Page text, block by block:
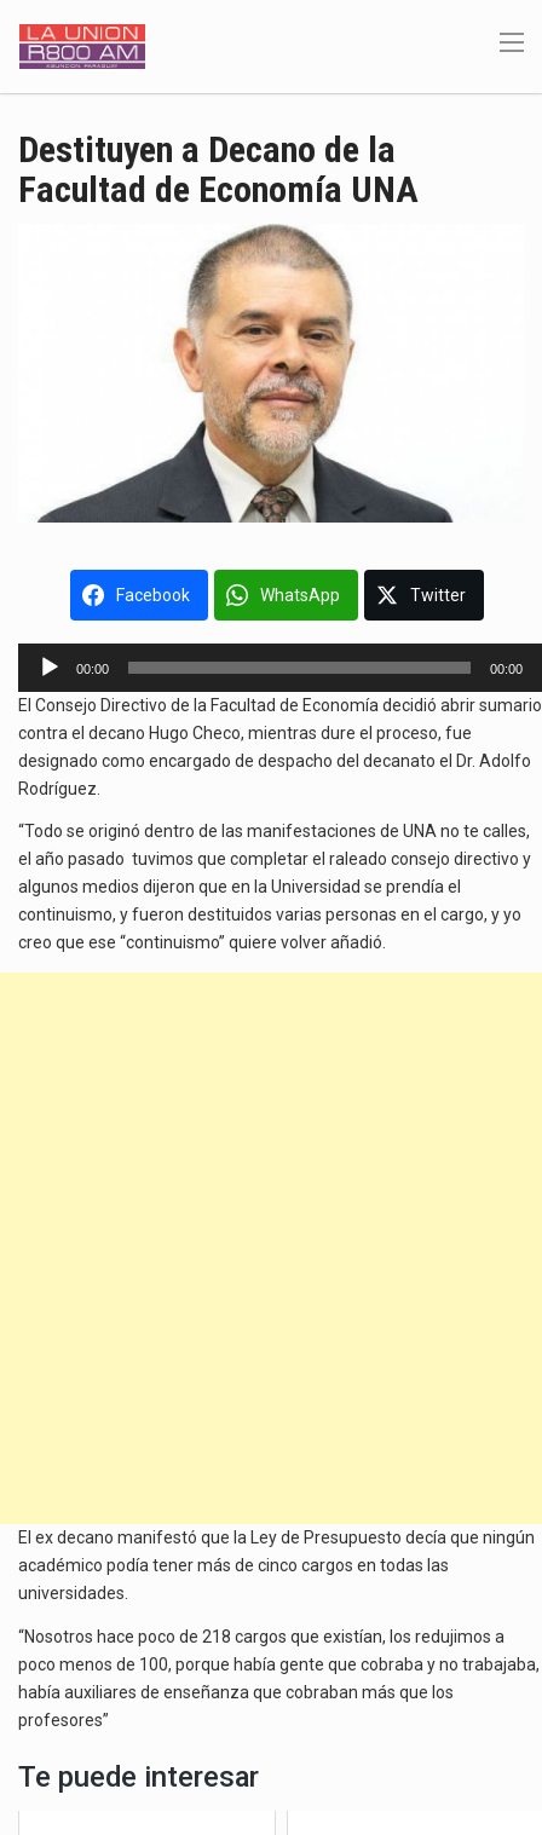
Destituyen a Decano de la
Facultad de Economía UNA
Facebook WhatsApp Twitter
Reproductor
audio
00:00 00:00
El Consejo Directivo de la Facultad de Economía decidió abrir sumario
contra el decano Hugo Checo, mientras dure el proceso, fue
designado como encargado de despacho del decanato el Dr. Adolfo
Rodríguez.
“Todo se originó dentro de las manifestaciones de UNA no te calles,
el año pasado tuvimos que completar el raleado consejo directivo y
algunos medios dijeron que en la Universidad se prendía el
continuismo, y fueron destituidos varias personas en el cargo, y yo
creo que ese “continuismo” quiere volver añadió.
El ex decano manifestó que la Ley de Presupuesto decía que ningún
académico podía tener más de cinco cargos en todas las
universidades.
“Nosotros hace poco de 218 cargos que existían, los redujimos a
poco menos de 100, porque había gente que cobraba y no trabajaba,
había auxiliares de enseñanza que cobraban más que los
profesores”
Te puede interesar